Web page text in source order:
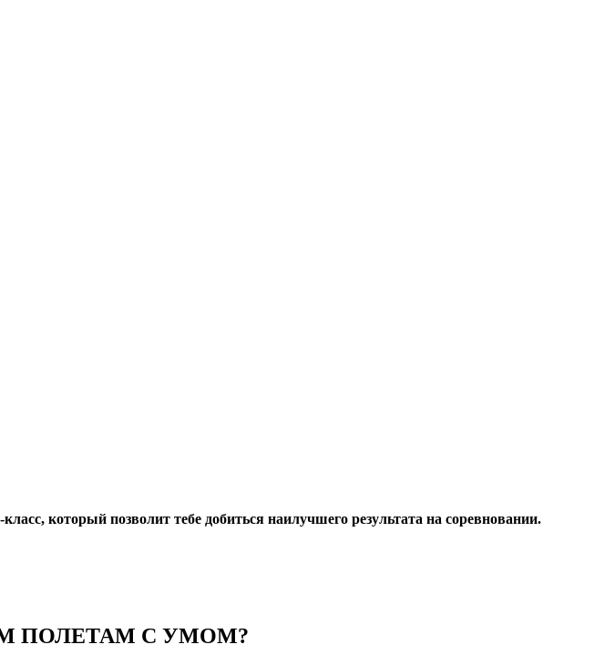
который позволит тебе добиться наилучшего результата на соревновании.
ПОЛЕТАМ С УМОМ?